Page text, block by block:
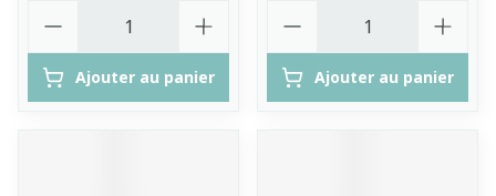
Ajouter au panier Ajouter au panier